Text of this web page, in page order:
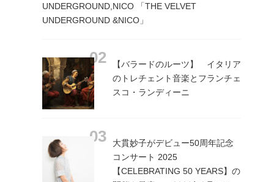
UNDERGROUND,NICO 「THE VELVET
UNDERGROUND &NICO」
【バラードのルーツ】 イタリア
のトレチェント音楽とフランチェ
スコ・ランディーニ
大貫妙子がデビュー50周年記念
コンサート 2025
【CELEBRATING 50 YEARS】の